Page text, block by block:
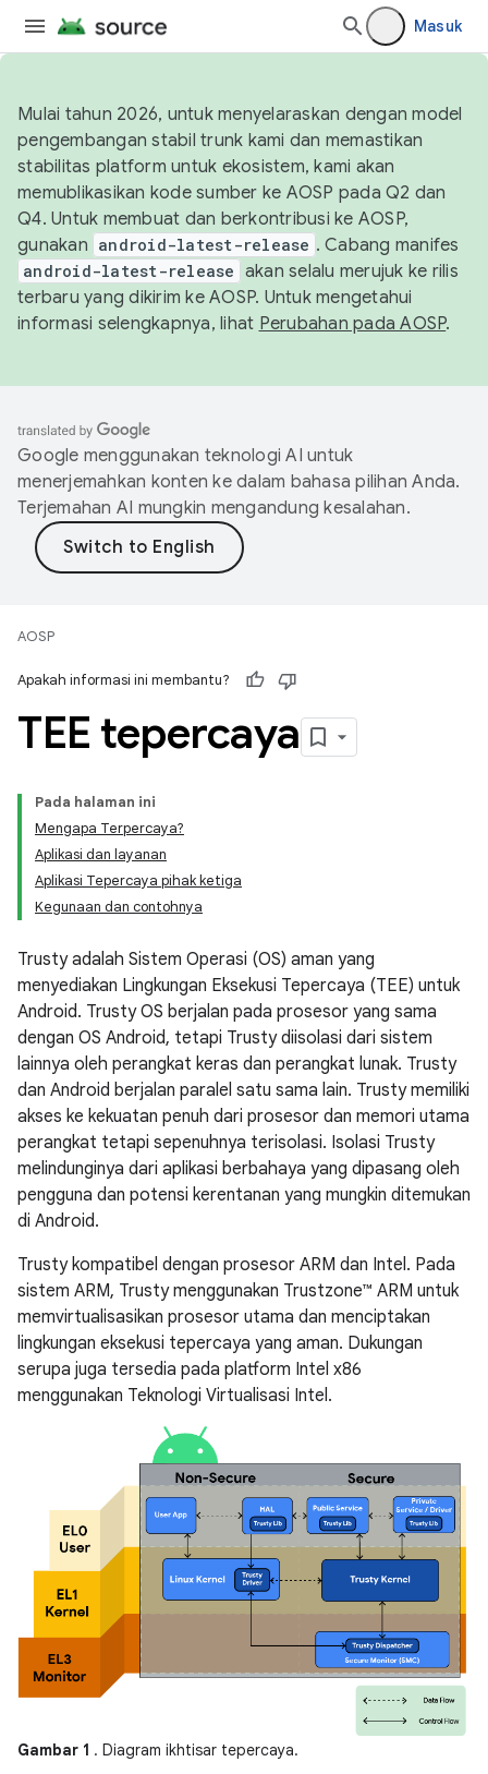
Masuk
Mulai tahun 2026, untuk menyelaraskan dengan model
pengembangan stabil trunk kami dan memastikan
stabilitas platform untuk ekosistem, kami akan
memublikasikan kode sumber ke AOSP pada Q2 dan
Q4. Untuk membuat dan berkontribusi ke AOSP,
gunakan android-latest-release . Cabang manifes
android-latest-release akan selalu merujuk ke rilis
terbaru yang dikirim ke AOSP. Untuk mengetahui
informasi selengkapnya, lihat Perubahan pada AOSP.
Google menggunakan teknologi AI untuk
menerjemahkan konten ke dalam bahasa pilihan Anda.
Terjemahan AI mungkin mengandung kesalahan.
AOSP
Apakah informasi ini membantu?
TEE tepercaya
Pada halaman ini
Mengapa Terpercaya?
Aplikasi dan layanan
Aplikasi Tepercaya pihak ketiga
Kegunaan dan contohnya
Trusty adalah Sistem Operasi (OS) aman yang
menyediakan Lingkungan Eksekusi Tepercaya (TEE) untuk
Android. Trusty OS berjalan pada prosesor yang sama
dengan OS Android, tetapi Trusty diisolasi dari sistem
lainnya oleh perangkat keras dan perangkat lunak. Trusty
dan Android berjalan paralel satu sama lain. Trusty memiliki
akses ke kekuatan penuh dari prosesor dan memori utama
perangkat tetapi sepenuhnya terisolasi. Isolasi Trusty
melindunginya dari aplikasi berbahaya yang dipasang oleh
pengguna dan potensi kerentanan yang mungkin ditemukan
di Android.
Trusty kompatibel dengan prosesor ARM dan Intel. Pada
sistem ARM, Trusty menggunakan Trustzone™ ARM untuk
memvirtualisasikan prosesor utama dan menciptakan
lingkungan eksekusi tepercaya yang aman. Dukungan
serupa juga tersedia pada platform Intel x86
menggunakan Teknologi Virtualisasi Intel.
Gambar 1 . Diagram ikhtisar tepercaya.